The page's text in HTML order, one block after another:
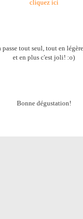
cliquez ici
passe tout seul, tout en
et en plus c'est joli! :o)
Bonne dégustation!